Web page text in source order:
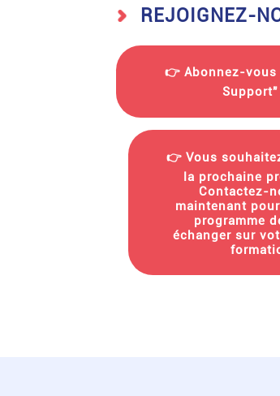
REJOIGNEZ-
👉 Abonnez-vous
👉 Vous
la prochaine
Contactez-
maintenant
programme
échanger sur